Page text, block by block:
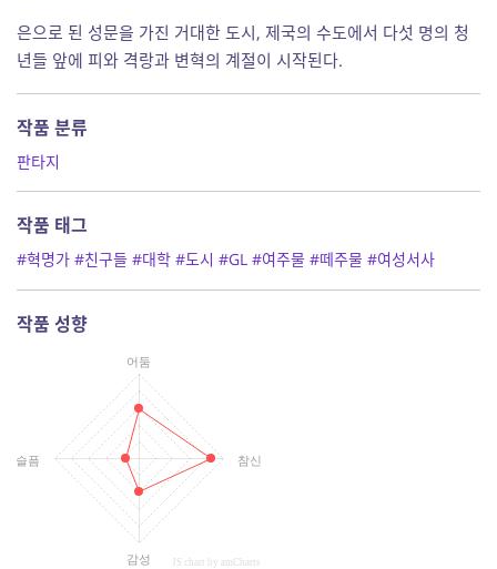
은으로 된 성문을 가진 거대한 도시, 제국의 수도에서 다섯 명의 청
년들 앞에 피와 격랑과 변혁의 계절이 시작된다.
작품 분류
판타지
작품 태그
#혁명가 #친구들 #대학 #도시 #GL #여주물 #떼주물 #여성서사
작품 성향
어둠
참신
감성
슬픔
JS chart by amCharts